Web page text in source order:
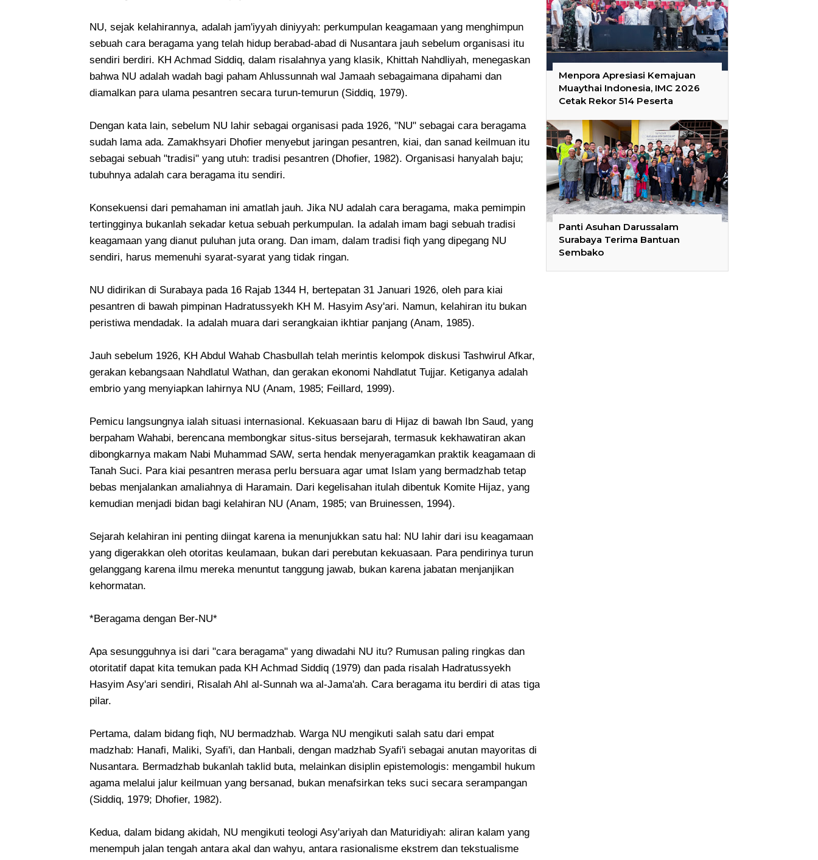
NU, sejak kelahirannya, adalah jam'iyyah diniyyah: perkumpulan keagamaan yang menghimpun
sebuah cara beragama yang telah hidup berabad-abad di Nusantara jauh sebelum organisasi itu
sendiri berdiri. KH Achmad Siddiq, dalam risalahnya yang klasik, Khittah Nahdliyah, menegaskan
bahwa NU adalah wadah bagi paham Ahlussunnah wal Jamaah sebagaimana dipahami dan
diamalkan para ulama pesantren secara turun-temurun (Siddiq, 1979).
Dengan kata lain, sebelum NU lahir sebagai organisasi pada 1926, "NU" sebagai cara beragama
sudah lama ada. Zamakhsyari Dhofier menyebut jaringan pesantren, kiai, dan sanad keilmuan itu
sebagai sebuah "tradisi" yang utuh: tradisi pesantren (Dhofier, 1982). Organisasi hanyalah baju;
tubuhnya adalah cara beragama itu sendiri.
Konsekuensi dari pemahaman ini amatlah jauh. Jika NU adalah cara beragama, maka pemimpin
tertingginya bukanlah sekadar ketua sebuah perkumpulan. Ia adalah imam bagi sebuah tradisi
keagamaan yang dianut puluhan juta orang. Dan imam, dalam tradisi fiqh yang dipegang NU
sendiri, harus memenuhi syarat-syarat yang tidak ringan.
NU didirikan di Surabaya pada 16 Rajab 1344 H, bertepatan 31 Januari 1926, oleh para kiai
pesantren di bawah pimpinan Hadratussyekh KH M. Hasyim Asy'ari. Namun, kelahiran itu bukan
peristiwa mendadak. Ia adalah muara dari serangkaian ikhtiar panjang (Anam, 1985).
Jauh sebelum 1926, KH Abdul Wahab Chasbullah telah merintis kelompok diskusi Tashwirul Afkar,
gerakan kebangsaan Nahdlatul Wathan, dan gerakan ekonomi Nahdlatut Tujjar. Ketiganya adalah
embrio yang menyiapkan lahirnya NU (Anam, 1985; Feillard, 1999).
Pemicu langsungnya ialah situasi internasional. Kekuasaan baru di Hijaz di bawah Ibn Saud, yang
berpaham Wahabi, berencana membongkar situs-situs bersejarah, termasuk kekhawatiran akan
dibongkarnya makam Nabi Muhammad SAW, serta hendak menyeragamkan praktik keagamaan di
Tanah Suci. Para kiai pesantren merasa perlu bersuara agar umat Islam yang bermadzhab tetap
bebas menjalankan amaliahnya di Haramain. Dari kegelisahan itulah dibentuk Komite Hijaz, yang
kemudian menjadi bidan bagi kelahiran NU (Anam, 1985; van Bruinessen, 1994).
Sejarah kelahiran ini penting diingat karena ia menunjukkan satu hal: NU lahir dari isu keagamaan
yang digerakkan oleh otoritas keulamaan, bukan dari perebutan kekuasaan. Para pendirinya turun
gelanggang karena ilmu mereka menuntut tanggung jawab, bukan karena jabatan menjanjikan
kehormatan.
*Beragama dengan Ber-NU*
Apa sesungguhnya isi dari "cara beragama" yang diwadahi NU itu? Rumusan paling ringkas dan
otoritatif dapat kita temukan pada KH Achmad Siddiq (1979) dan pada risalah Hadratussyekh
Hasyim Asy'ari sendiri, Risalah Ahl al-Sunnah wa al-Jama'ah. Cara beragama itu berdiri di atas tiga
pilar.
Pertama, dalam bidang fiqh, NU bermadzhab. Warga NU mengikuti salah satu dari empat
madzhab: Hanafi, Maliki, Syafi'i, dan Hanbali, dengan madzhab Syafi'i sebagai anutan mayoritas di
Nusantara. Bermadzhab bukanlah taklid buta, melainkan disiplin epistemologis: mengambil hukum
agama melalui jalur keilmuan yang bersanad, bukan menafsirkan teks suci secara serampangan
(Siddiq, 1979; Dhofier, 1982).
Kedua, dalam bidang akidah, NU mengikuti teologi Asy'ariyah dan Maturidiyah: aliran kalam yang
menempuh jalan tengah antara akal dan wahyu, antara rasionalisme ekstrem dan tekstualisme
Menpora Apresiasi Kemajuan
Muaythai Indonesia, IMC 2026
Cetak Rekor 514 Peserta
Panti Asuhan Darussalam
Surabaya Terima Bantuan
Sembako